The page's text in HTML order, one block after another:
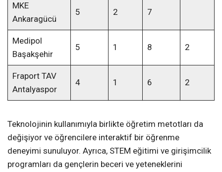
MKE
Ankaragücü
5 2 7
Medipol
Başakşehir
5 1 8 2
Fraport TAV
Antalyaspor
4 1 6 2
Teknolojinin kullanımıyla birlikte öğretim metotları da
değişiyor ve öğrencilere interaktif bir öğrenme
deneyimi sunuluyor. Ayrıca, STEM eğitimi ve girişimcilik
programları da gençlerin beceri ve yeteneklerini